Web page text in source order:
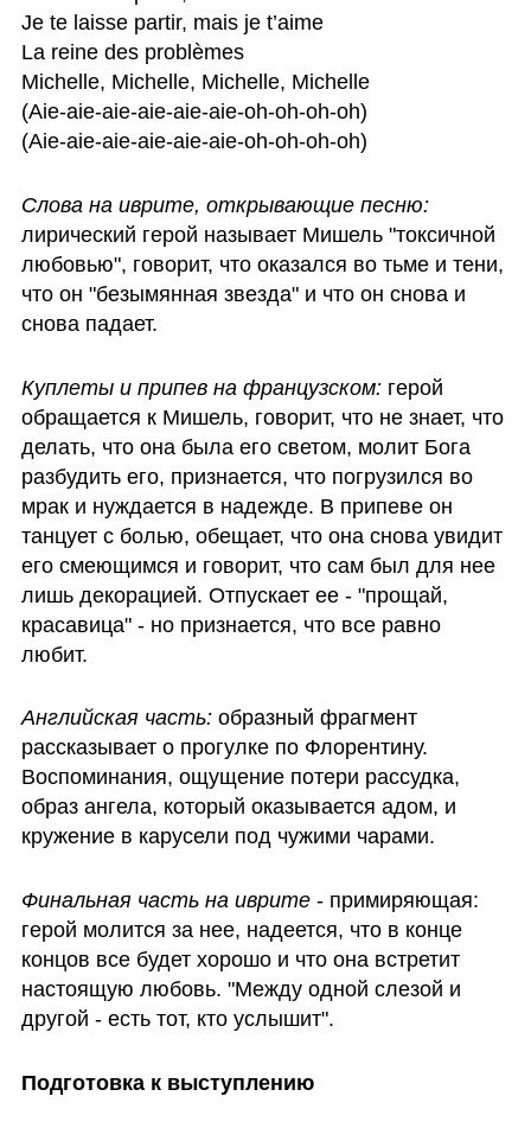
Je te laisse partir, mais je t’aime
La reine des problèmes
Michelle, Michelle, Michelle, Michelle
(Aie-aie-aie-aie-aie-aie-oh-oh-oh-oh)
(Aie-aie-aie-aie-aie-aie-oh-oh-oh-oh)
Слова на иврите, открывающие песню:
лирический герой называет Мишель "токсичной
любовью", говорит, что оказался во тьме и тени,
что он "безымянная звезда" и что он снова и
снова падает.
Куплеты и припев на французском: герой
обращается к Мишель, говорит, что не знает, что
делать, что она была его светом, молит Бога
разбудить его, признается, что погрузился во
мрак и нуждается в надежде. В припеве он
танцует с болью, обещает, что она снова увидит
его смеющимся и говорит, что сам был для нее
лишь декорацией. Отпускает ее - "прощай,
красавица" - но признается, что все равно
любит.
Английская часть: образный фрагмент
рассказывает о прогулке по Флорентину.
Воспоминания, ощущение потери рассудка,
образ ангела, который оказывается адом, и
кружение в карусели под чужими чарами.
Финальная часть на иврите - примиряющая:
герой молится за нее, надеется, что в конце
концов все будет хорошо и что она встретит
настоящую любовь. "Между одной слезой и
другой - есть тот, кто услышит".
Подготовка к выступлению